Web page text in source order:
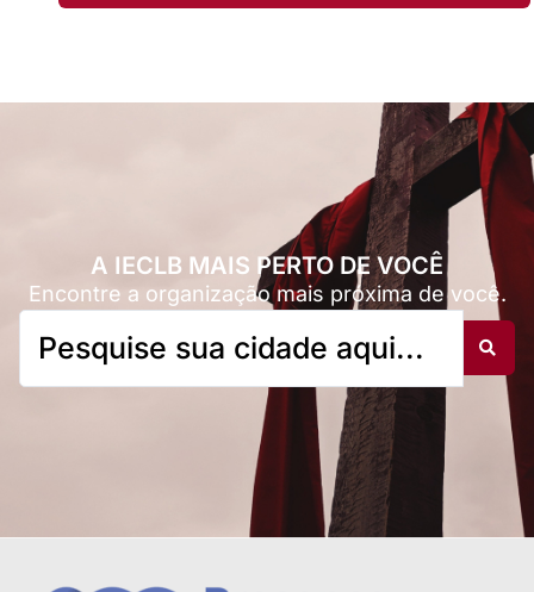
A IECLB MAIS PERTO DE VOCÊ
Encontre a organização mais próxima de você.